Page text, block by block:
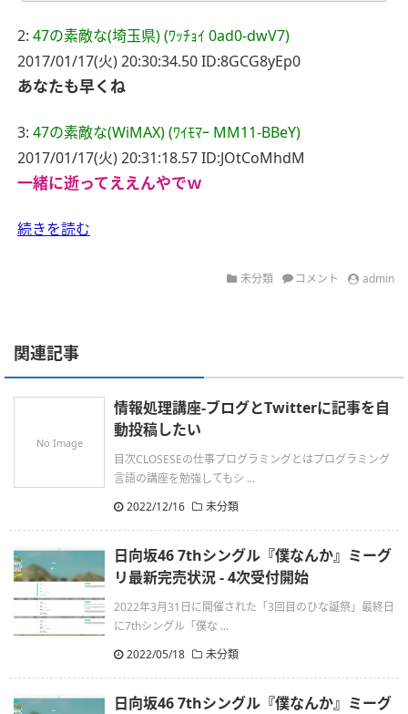
2: 47の素敵な(埼玉県) (ﾜｯﾁｮｲ 0ad0-dwV7)
2017/01/17(火) 20:30:34.50 ID:8GCG8yEp0
あなたも早くね
3: 47の素敵な(WiMAX) (ﾜｲﾓﾏｰ MM11-BBeY)
2017/01/17(火) 20:31:18.57 ID:JOtCoMhdM
一緒に逝ってええんやでｗ
続きを読む
未分類 コメント admin
関連記事
No Image
情報処理講座-ブログとTwitterに記事を自
動投稿したい
目次CLOSESEの仕事プログラミングとはプログラミング
言語の講座を勉強してもシ ...
2022/12/16
未分類
日向坂46 7thシングル『僕なんか』ミーグ
リ最新完売状況 - 4次受付開始
2022年3月31日に開催された「3回目のひな誕祭」最終日
に7thシングル「僕な ...
2022/05/18
未分類
日向坂46 7thシングル『僕なんか』ミーグ